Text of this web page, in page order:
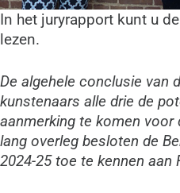
In het juryrapport kunt u
lezen.
De algehele conclusie van
kunstenaars alle drie de
aanmerking te komen voor
lang overleg besloten de
2024-25 toe te kennen aan